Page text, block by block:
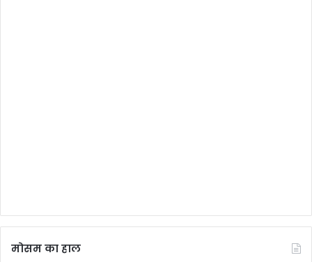
मोसम का हाल